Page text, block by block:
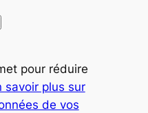
pour réduire
savoir plus sur
de vos